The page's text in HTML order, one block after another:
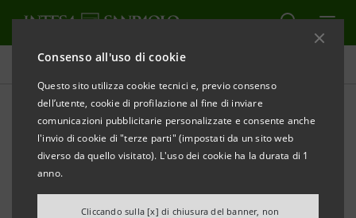
Consenso all'uso di cookie
Questo sito utilizza cookie tecnici e, previo consenso
dell’utente, cookie di profilazione al fine di inviare
comunicazioni pubblicitarie personalizzate e consente anche
l'invio di cookie di "terze parti" (impostati da un sito web
diverso da quello visitato). L'uso dei cookie ha la durata di 1
anno.
Cliccando sulla [x] di chiusura del banner, non
Tutte le news
Economia e Sostenibilità:
Intesa Sanpaolo partecipa a
Futura Expo 2023